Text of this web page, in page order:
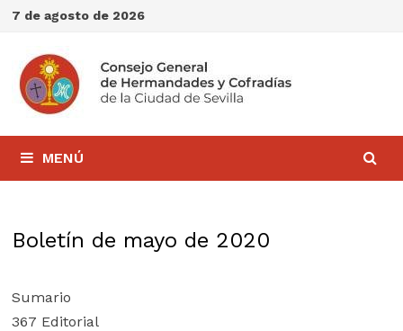
Saltar
contenido
7 de agosto de 2026
MENÚ
Boletín de mayo de 2020
Sumario
367 Editorial